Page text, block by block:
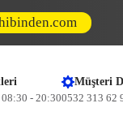
08:30 - 20:30
Müşteri
0532 313 62